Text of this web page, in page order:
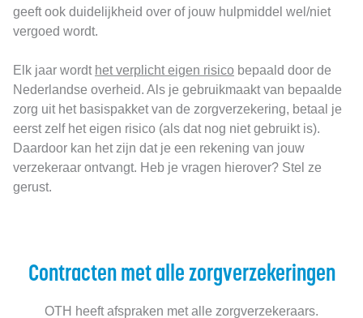
geeft ook duidelijkheid over of jouw hulpmiddel wel/niet
vergoed wordt.
Elk jaar wordt het verplicht eigen risico bepaald door de
Nederlandse overheid. Als je gebruikmaakt van bepaalde
zorg uit het basispakket van de zorgverzekering, betaal je
eerst zelf het eigen risico (als dat nog niet gebruikt is).
Daardoor kan het zijn dat je een rekening van jouw
verzekeraar ontvangt. Heb je vragen hierover? Stel ze
gerust.
Contracten met alle zorgverzekeringen
OTH heeft afspraken met alle zorgverzekeraars.